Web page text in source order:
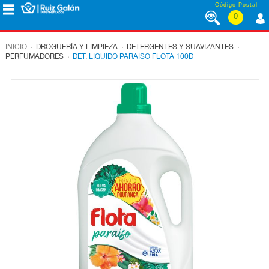
Saltar al contenido Código Postal
0
CORPORATIVO
INICIO . DROGUERÍA Y LIMPIEZA . DETERGENTES Y SUAVIZANTES .
PERFUMADORES . DET. LIQUIDO PARAISO FLOTA 100D